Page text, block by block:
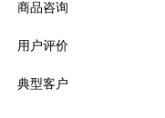
商品咨询
用户评价
典型客户